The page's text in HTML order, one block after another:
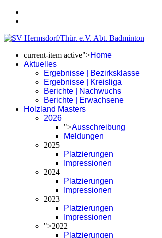
current-item active">Home
Aktuelles
Ergebnisse | Bezirksklasse
Ergebnisse | Kreisliga
Berichte | Nachwuchs
Berichte | Erwachsene
Holzland Masters
2026
">Ausschreibung
Meldungen
2025
Platzierungen
Impressionen
2024
Platzierungen
Impressionen
2023
Platzierungen
Impressionen
">2022
Platzierungen